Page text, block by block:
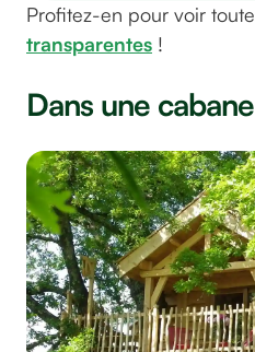
Profitez-en pour voir
transparentes !
Dans une